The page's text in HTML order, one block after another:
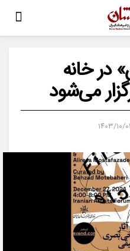
در خانه
می‌شود
۱۰/۰۳